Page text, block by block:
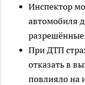
Инспектор
автомобиля
При ДТП
отказать в
повлияло на